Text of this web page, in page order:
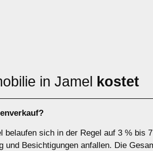
in Jamel kostet
sich in der Regel auf 3 % bis
Besichtigungen anfallen. Die